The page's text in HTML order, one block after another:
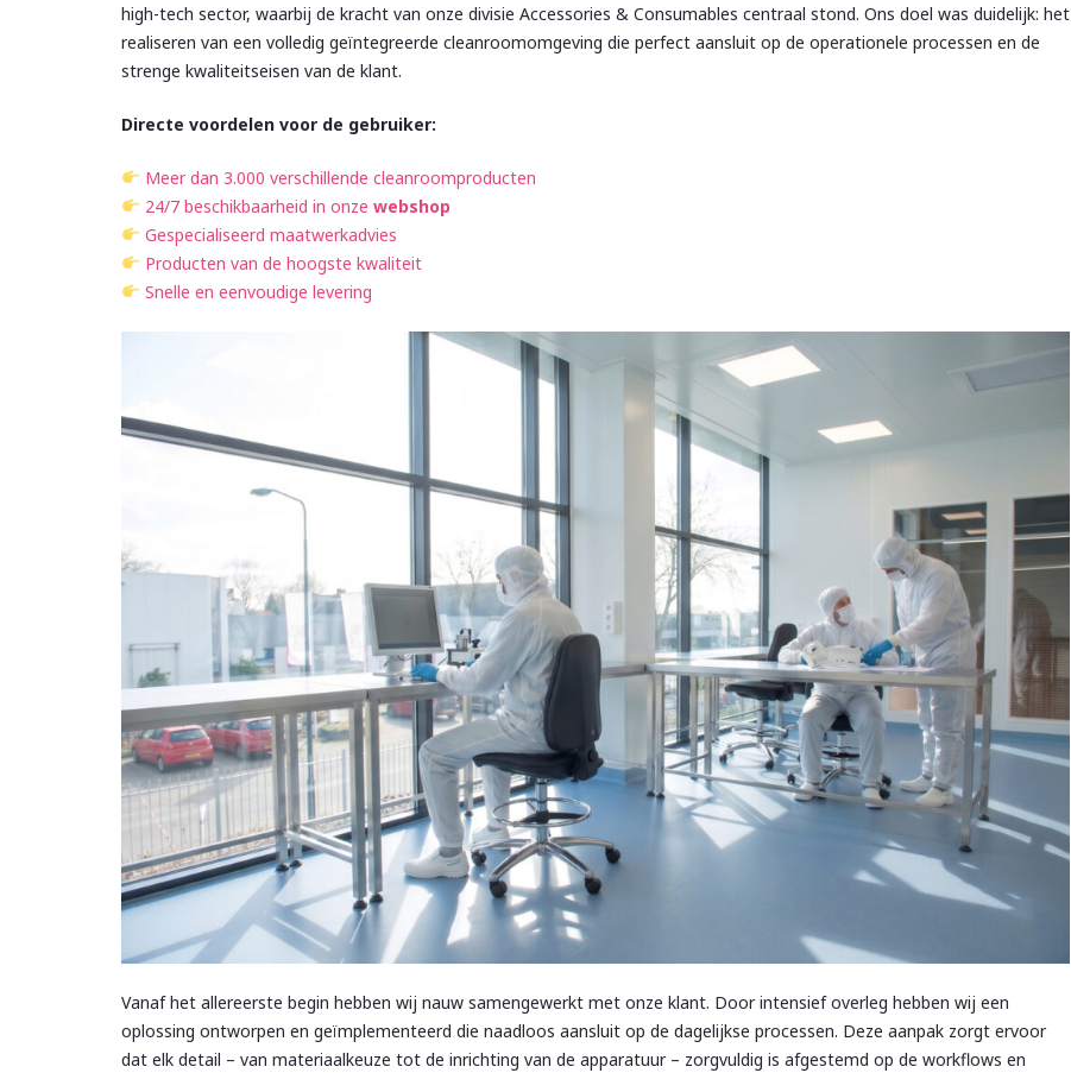
high-tech sector, waarbij de kracht van onze divisie Accessories & Consumables centraal stond. Ons doel was duidelijk: het
realiseren van een volledig geïntegreerde cleanroomomgeving die perfect aansluit op de operationele processen en de
strenge kwaliteitseisen van de klant.
Directe voordelen voor de gebruiker:
Meer dan 3.000 verschillende cleanroomproducten
24/7 beschikbaarheid in onze webshop
Gespecialiseerd maatwerkadvies
Producten van de hoogste kwaliteit
Snelle en eenvoudige levering
Vanaf het allereerste begin hebben wij nauw samengewerkt met onze klant. Door intensief overleg hebben wij een
oplossing ontworpen en geïmplementeerd die naadloos aansluit op de dagelijkse processen. Deze aanpak zorgt ervoor
dat elk detail – van materiaalkeuze tot de inrichting van de apparatuur – zorgvuldig is afgestemd op de workflows en